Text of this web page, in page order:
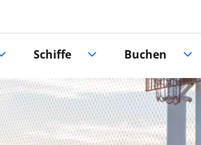
Schiffe Buchen